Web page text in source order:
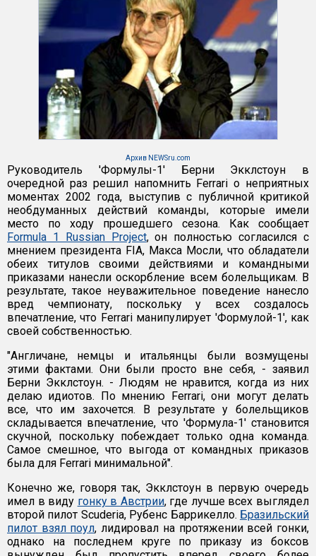
Архив NEWSru.com
Руководитель 'Формулы-1' Берни Экклстоун в
очередной раз решил напомнить Ferrari о неприятных
моментах 2002 года, выступив с публичной критикой
необдуманных действий команды, которые имели
место по ходу прошедшего сезона. Как сообщает
Formula 1 Russian Project, он полностью согласился с
мнением президента FIA, Макса Мосли, что обладатели
обеих титулов своими действиями и командными
приказами нанесли оскорбление всем болельщикам. В
результате, такое неуважительное поведение нанесло
вред чемпионату, поскольку у всех создалось
впечатление, что Ferrari манипулирует 'Формулой-1', как
своей собственностью.
"Англичане, немцы и итальянцы были возмущены
этими фактами. Они были просто вне себя, - заявил
Берни Экклстоун. - Людям не нравится, когда из них
делаю идиотов. По мнению Ferrari, они могут делать
все, что им захочется. В результате у болельщиков
складывается впечатление, что 'Формула-1' становится
скучной, поскольку побеждает только одна команда.
Самое смешное, что выгода от командных приказов
была для Ferrari минимальной".
Конечно же, говоря так, Экклстоун в первую очередь
имел в виду гонку в Австрии, где лучше всех выглядел
второй пилот Scuderia, Рубенс Баррикелло. Бразильский
пилот взял поул, лидировал на протяжении всей гонки,
однако на последнем круге по приказу из боксов